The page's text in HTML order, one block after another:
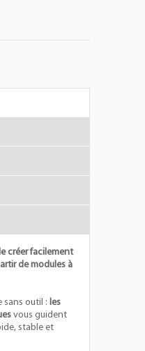
créer facilement
de modules à
outil : les
vous guident
stable et